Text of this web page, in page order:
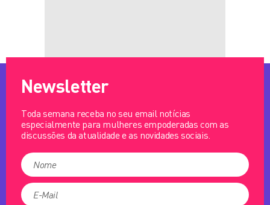
Newsletter
Toda semana receba no seu email notícias
especialmente para mulheres empoderadas com as
discussões da atualidade e as novidades sociais.